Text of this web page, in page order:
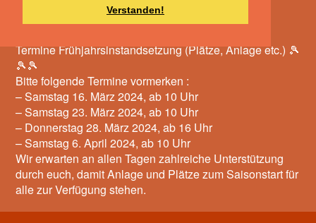
Verstanden!
Frühjahrsinstandsetzung
Termine Frühjahrsinstandsetzung (Plätze, Anlage etc.) 🎾
🎾🎾
Bitte folgende Termine vormerken :
– Samstag 16. März 2024, ab 10 Uhr
– Samstag 23. März 2024, ab 10 Uhr
– Donnerstag 28. März 2024, ab 16 Uhr
– Samstag 6. April 2024, ab 10 Uhr
Wir erwarten an allen Tagen zahlreiche Unterstützung
durch euch, damit Anlage und Plätze zum Saisonstart für
alle zur Verfügung stehen.